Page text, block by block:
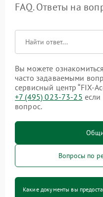
FAQ. Ответы на
Вы можете
часто задаваемыми
сервисный центр “FIX-
+7 (495) 023-73-25
вопрос.
Вопросы по
Какие документы вы